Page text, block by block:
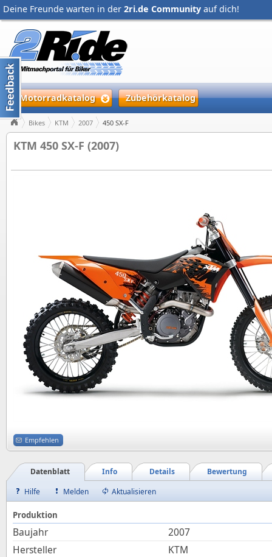
Deine Freunde warten in der 2ri.de Community auf dich!
Motorradkatalog Zubehörkatalog
Bikes KTM 2007 450 SX-F
KTM 450 SX-F (2007)
Empfehlen
Bewertung
Details
Info
Datenblatt
Hilfe
Melden Aktualisieren
Produktion
Baujahr
2007
Hersteller
KTM